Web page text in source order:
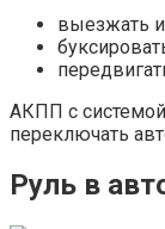
выезжать
АКПП с системой
переключать
Руль в